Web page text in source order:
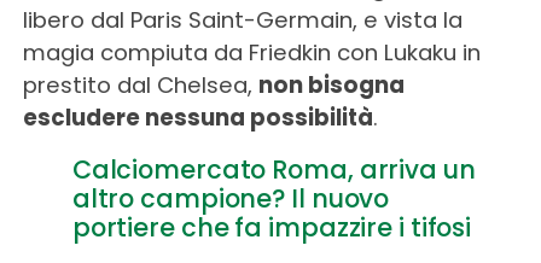
libero dal Paris Saint-Germain, e vista la
magia compiuta da Friedkin con Lukaku in
prestito dal Chelsea, non bisogna
escludere nessuna possibilità.
Calciomercato Roma, arriva un
altro campione? Il nuovo
portiere che fa impazzire i tifosi